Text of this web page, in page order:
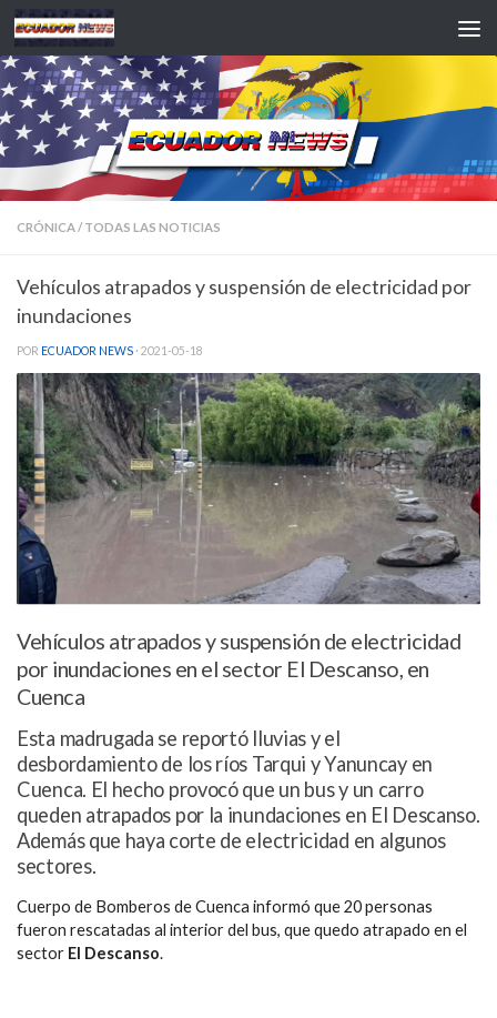
Saltar al contenido
CRÓNICA/ TODAS LAS NOTICIAS
Vehículos atrapados y suspensión de electricidad por
inundaciones
POR ECUADOR NEWS · 2021-05-18
Vehículos atrapados y suspensión de electricidad
por inundaciones en el sector El Descanso, en
Cuenca
Esta madrugada se reportó lluvias y el
desbordamiento de los ríos Tarqui y Yanuncay en
Cuenca. El hecho provocó que un bus y un carro
queden atrapados por la inundaciones en El Descanso.
Además que haya corte de electricidad en algunos
sectores.
Cuerpo de Bomberos de Cuenca informó que 20 personas
fueron rescatadas al interior del bus, que quedo atrapado en el
sector El Descanso.